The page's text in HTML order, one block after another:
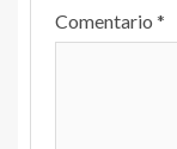
Comentario *